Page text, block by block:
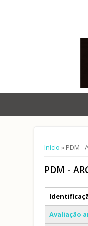
Está aqui
Início » PDM -
PDM -
(separador
Avaliação